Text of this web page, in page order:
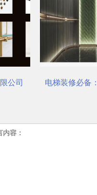
式选材中心 | 电梯装饰
电梯装修必备：不锈钢板
内容：